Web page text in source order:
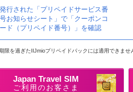
発行された「プリペイドサービス番
号お知らせシート」で「クーポンコ
ード（プリペイド番号）」を確認
を過ぎたIIJmioプリペイドパックには適用できませ
Japan Travel SIM
ご利用のお客さま